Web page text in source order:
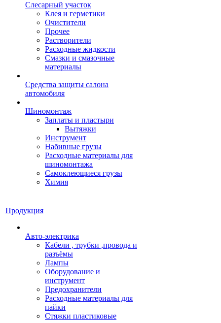
Слесарный участок
Клея и герметики
Очистители
Прочее
Растворители
Расходные жидкости
Смазки и смазочные
материалы
Средства защиты салона
автомобиля
Шиномонтаж
Заплаты и пластыри
Вытяжки
Инструмент
Набивные грузы
Расходные материалы для
шиномонтажа
Самоклеющиеся грузы
Химия
Продукция
Авто-электрика
Кабели , трубки ,провода и
разъёмы
Лампы
Оборудование и
инструмент
Предохранители
Расходные материалы для
пайки
Стяжки пластиковые